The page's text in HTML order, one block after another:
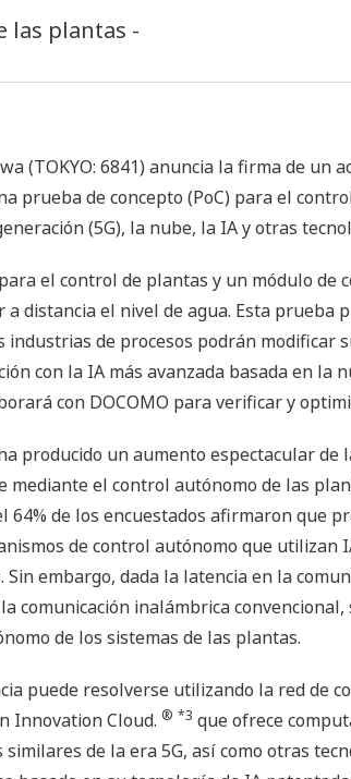
las plantas -
(TOKYO: 6841) anuncia la firma de un
prueba de concepto (PoC) para el
(5G), la nube, la IA y otras
el control de plantas y un módulo de
a distancia el nivel de agua. Esta prueba
de procesos podrán modificar
con la IA más avanzada basada en la
con DOCOMO para verificar y
producido un aumento espectacular de
el control autónomo de las
64% de los encuestados afirmaron que
de control autónomo que utilizan
embargo, dada la latencia en la
comunicación inalámbrica
de los sistemas de las plantas.
puede resolverse utilizando la red de
Innovation Cloud. ® *3 que ofrece
de la era 5G, así como otras